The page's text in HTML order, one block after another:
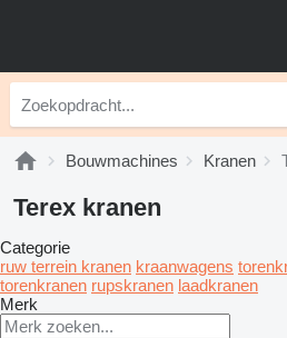
Bouwmachines Kranen
Terex kranen
Categorie
ruw terrein kranen kraanwagens
torenkranen rupskranen laadkranen
Merk